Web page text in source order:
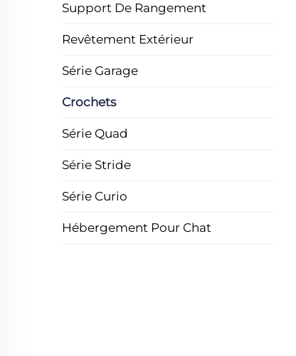
Support De Rangement
Revêtement Extérieur
Série Garage
Crochets
Série Quad
Série Stride
Série Curio
Hébergement Pour Chat